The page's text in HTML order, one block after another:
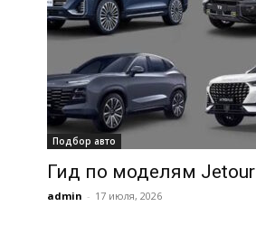
Подбор авто
Гид по моделям Jetour
admin - 17 июля, 2026